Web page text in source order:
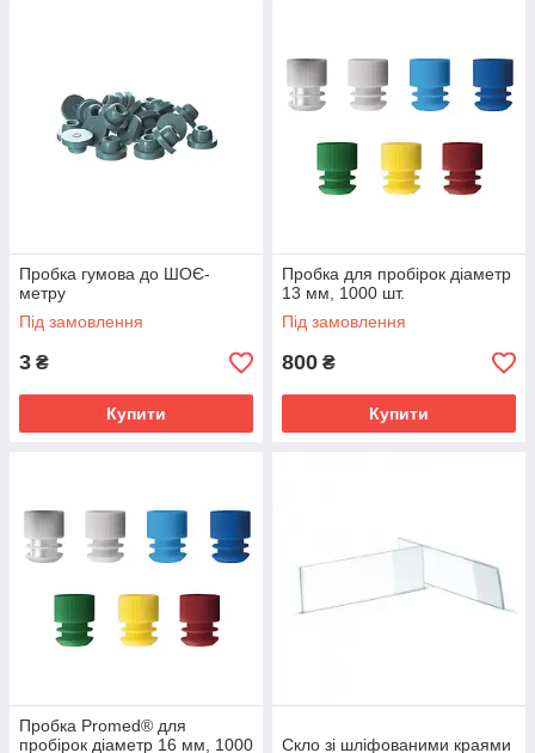
Пробка гумова до ШОЄ-
метру
Під замовлення
3 ₴
Купити
Пробка для пробірок діаметр
13 мм, 1000 шт.
Під замовлення
800 ₴
Купити
Пробка Promed® для
пробірок діаметр 16 мм, 1000
Скло зі шліфованими краями